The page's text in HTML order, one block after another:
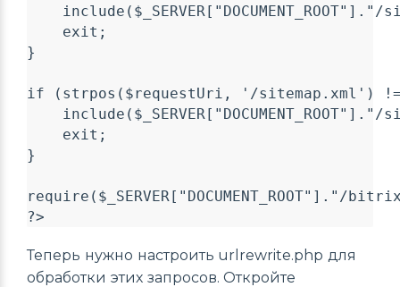
include($_SERVER["DOCUMENT_ROOT"]."/
    exit;
}
if (strpos($requestUri, '/sitemap.xml')
include($_SERVER["DOCUMENT_ROOT"]."/
    exit;
}
Теперь нужно настроить urlrewrite.php для
обработки этих запросов. Откройте